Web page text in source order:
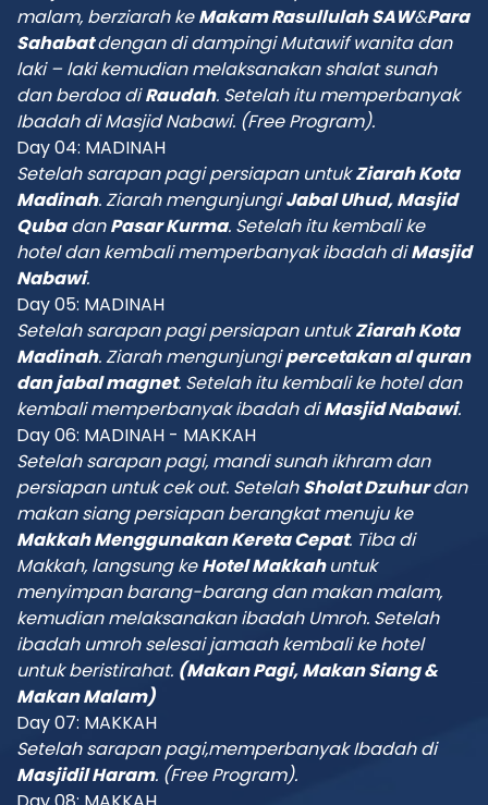
malam, berziarah keMakam Rasullulah SAW&Para
Sahabatdengan di dampingi Mutawif wanita dan
laki – laki kemudianmelaksanakan shalat sunah
dan berdoa diRaudah. Setelah itu memperbanyak
Ibadah di Masjid Nabawi. (Free Program).
Day 04: MADINAH
Setelah sarapanpagi persiapan untukZiarah Kota
Madinah. Ziarah mengunjungiJabal Uhud,Masjid
QubadanPasar Kurma. Setelah itu kembali ke
hotel dan kembali memperbanyak ibadah diMasjid
Nabawi.
Day 05: MADINAH
Setelah sarapan pagi persiapan untukZiarah Kota
Madinah. Ziarah mengunjungipercetakan al quran
dan jabal magnet. Setelah itu kembali ke hotel dan
kembali memperbanyak ibadah diMasjid Nabawi.
Day 06: MADINAH - MAKKAH
Setelah sarapan pagi, mandi sunah ikhram dan
persiapan untuk cek out. SetelahSholat Dzuhurdan
makan siang persiapan berangkat menuju ke
Makkah Menggunakan Kereta Cepat. Tiba di
Makkah, langsung keHotel Makkahuntuk
menyimpan barang-barang dan makan malam,
kemudian melaksanakan ibadah Umroh. Setelah
ibadah umroh selesai jamaah kembali ke hotel
untuk beristirahat. (Makan Pagi, Makan Siang &
Makan Malam)
Day 07: MAKKAH
Setelah sarapan pagi,memperbanyak Ibadah di
Masjidil Haram. (Free Program).